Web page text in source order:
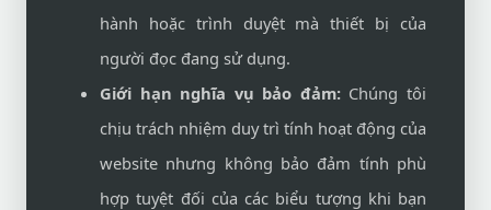
hành hoặc trình duyệt mà thiết bị của
người đọc đang sử dụng.
Giới hạn nghĩa vụ bảo đảm:Chúng tôi
chịu trách nhiệm duy trì tính hoạt động của
website nhưng không bảo đảm tính phù
hợp tuyệt đối của các biểu tượng khi bạn